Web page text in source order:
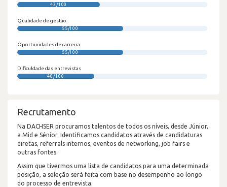
43/100
Qualidade de gestão
55/100
Oportunidades de carreira
55/100
Dificuldade das entrevistas
40/100
Recrutamento
Na DACHSER procuramos talentos de todos os níveis, desde Júnior,
a Mid e Sénior. Identificamos candidatos através de candidaturas
diretas, referrals internos, eventos de networking, job fairs e
outras fontes.
Assim que tivermos uma lista de candidatos para uma determinada
posição, a seleção será feita com base no desempenho ao longo
do processo de entrevista.